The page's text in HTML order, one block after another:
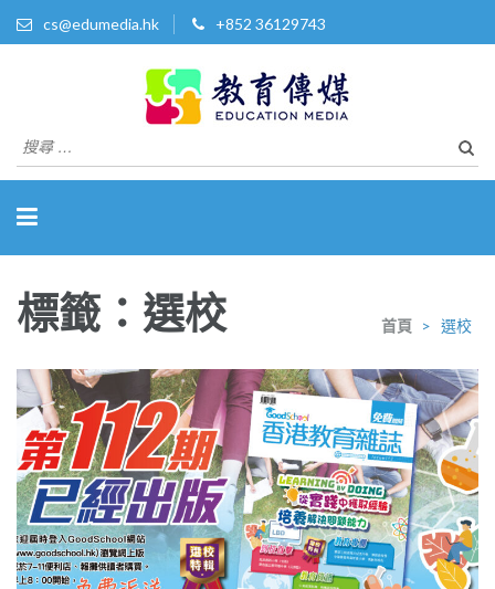
cs@edumedia.hk +852 36129743
教育傳媒集團有限公司
搜
尋
標籤：選校 首頁 > 選校